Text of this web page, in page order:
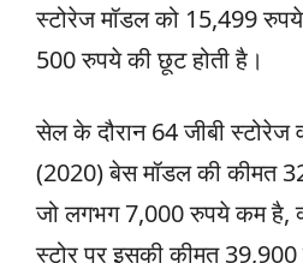
स्टोरेज मॉडल को 15,499 रुपये
500 रुपये की छूट होती है।
सेल के दौरान 64 जीबी स्टोरेज
(2020) बेस मॉडल की कीमत
जो लगभग 7,000 रुपये कम है,
स्टोर पर इसकी कीमत